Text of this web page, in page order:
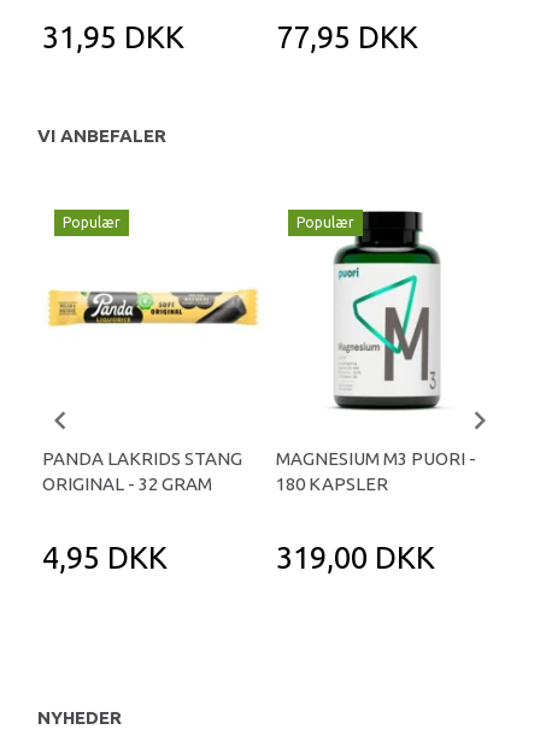
31,95 DKK 77,95 DKK
VI ANBEFALER
Populær
PANDA LAKRIDS STANG
ORIGINAL - 32 GRAM
4,95 DKK
Populær
MAGNESIUM M3 PUORI -
180 KAPSLER
319,00 DKK
NYHEDER